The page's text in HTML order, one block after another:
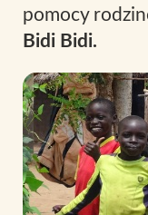
pomocy
Bidi Bidi.